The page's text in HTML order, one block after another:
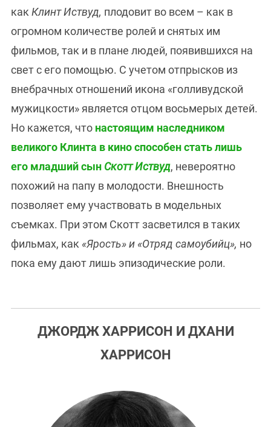
как Клинт Иствуд, плодовит во всем – как в
огромном количестве ролей и снятых им
фильмов, так и в плане людей, появившихся на
свет с его помощью. С учетом отпрысков из
внебрачных отношений икона «голливудской
мужицкости» является отцом восьмерых детей.
Но кажется, что настоящим наследником
великого Клинта в кино способен стать лишь
его младший сын Скотт Иствуд, невероятно
похожий на папу в молодости. Внешность
позволяет ему участвовать в модельных
съемках. При этом Скотт засветился в таких
фильмах, как «Ярость» и «Отряд самоубийц», но
пока ему дают лишь эпизодические роли.
ДЖОРДЖ ХАРРИСОН И ДХАНИ
ХАРРИСОН